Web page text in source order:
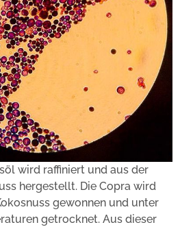
wird raffiniert und aus der
hergestellt. Die Copra wird
gewonnen und unter
getrocknet. Aus dieser